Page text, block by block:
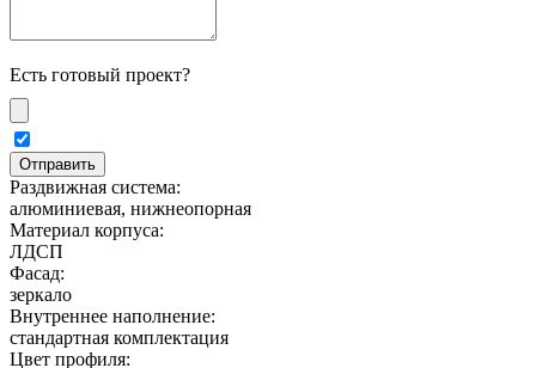
Есть готовый проект?
Раздвижная система:
алюминиевая, нижнеопорная
Материал корпуса:
ЛДСП
Фасад:
зеркало
Внутреннее наполнение:
стандартная комплектация
Цвет профиля: